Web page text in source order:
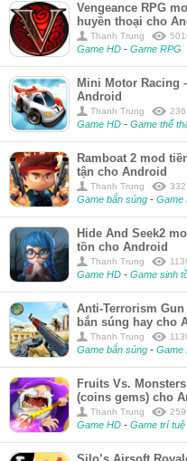
Vengeance RPG
huyền thoại cho
Thanh Trung
Game HD - Game RPG
Mini Motor Racing
Android
Thanh Trung
Game HD - Game thể
Ramboat 2 mod
tận cho Android
Thanh Trung
Game bắn súng - Game
Hide And Seek2
tồn cho Android
Thanh Trung
Game HD - Game sinh
Anti-Terrorism
bắn súng hay cho
Thanh Trung
Game bắn súng - Game
Fruits Vs.
(coins gems) cho
Thanh Trung
Game HD - Game trí